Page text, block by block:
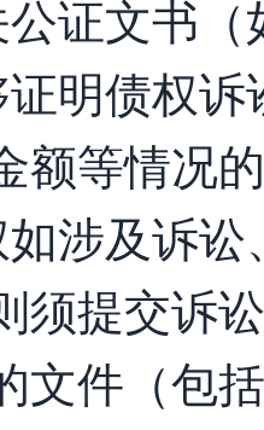
公证文书（
证明债权
额等情况
如涉及诉
须提交诉
文件（包